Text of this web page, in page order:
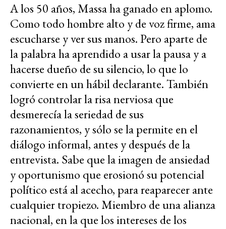
A los 50 años, Massa ha ganado en aplomo.
Como todo hombre alto y de voz firme, ama
escucharse y ver sus manos. Pero aparte de
la palabra ha aprendido a usar la pausa y a
hacerse dueño de su silencio, lo que lo
convierte en un hábil declarante. También
logró controlar la risa nerviosa que
desmerecía la seriedad de sus
razonamientos, y sólo se la permite en el
diálogo informal, antes y después de la
entrevista. Sabe que la imagen de ansiedad
y oportunismo que erosionó su potencial
político está al acecho, para reaparecer ante
cualquier tropiezo. Miembro de una alianza
nacional, en la que los intereses de los